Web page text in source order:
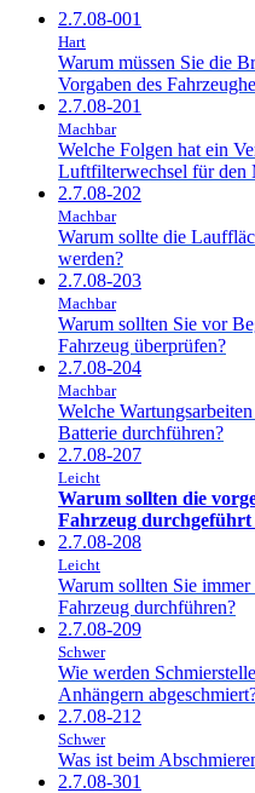
2.7.08-001
Hart
Warum müssen Sie die
Vorgaben des
2.7.08-201
Machbar
Welche Folgen hat ein
Luftfilterwechsel für den
2.7.08-202
Machbar
Warum sollte die
werden?
2.7.08-203
Machbar
Warum sollten Sie vor
Fahrzeug überprüfen?
2.7.08-204
Machbar
Welche
Batterie durchführen?
2.7.08-207
Leicht
Warum sollten die
Fahrzeug durchgeführt
2.7.08-208
Leicht
Warum sollten Sie
Fahrzeug durchführen?
2.7.08-209
Schwer
Wie werden
Anhängern
2.7.08-212
Schwer
Was ist beim
2.7.08-301